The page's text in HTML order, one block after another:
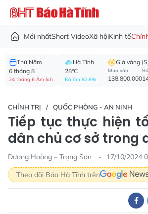
Mới nhấtShort VideoXã hộiKinh tế
Thứ Năm
6 tháng 8
24 tháng 6 Âm lịch
Hà Tĩnh
28°C
Độ ẩm 82.8%
Giá vàng
Mua vào
138,800,000
CHÍNH TRỊ QUỐC PHÒNG - AN NINH
Tiếp tục thực hiện
dân chủ cơ sở trong
Dương Hoàng – Trọng Sơn
17/10/2024
Theo dõi Báo Hà Tĩnh trên